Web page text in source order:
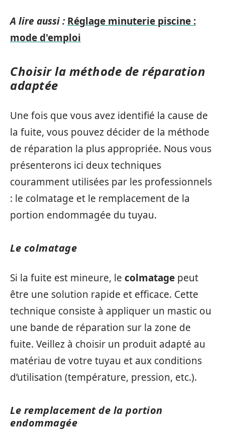
A lire aussi : Réglage minuterie piscine :
mode d'emploi
Choisir la méthode de réparation
adaptée
Une fois que vous avez identifié la cause de
la fuite, vous pouvez décider de la méthode
de réparation la plus appropriée. Nous vous
présenterons ici deux techniques
couramment utilisées par les professionnels
: le colmatage et le remplacement de la
portion endommagée du tuyau.
Le colmatage
Si la fuite est mineure, le colmatage peut
être une solution rapide et efficace. Cette
technique consiste à appliquer un mastic ou
une bande de réparation sur la zone de
fuite. Veillez à choisir un produit adapté au
matériau de votre tuyau et aux conditions
d’utilisation (température, pression, etc.).
Le remplacement de la portion
endommagée